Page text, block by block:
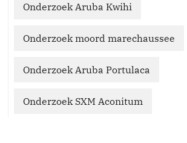
Onderzoek Aruba Kwihi
Onderzoek moord marechaussee
Onderzoek Aruba Portulaca
Onderzoek SXM Aconitum